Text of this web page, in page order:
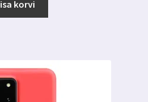
oli:
9.99 €. 5.69 €.
korvi